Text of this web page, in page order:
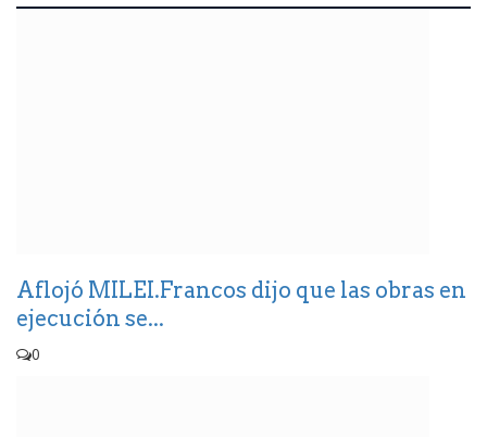
Aflojó MILEI.Francos dijo que las obras en
ejecución se...
0